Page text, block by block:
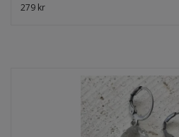
279 kr